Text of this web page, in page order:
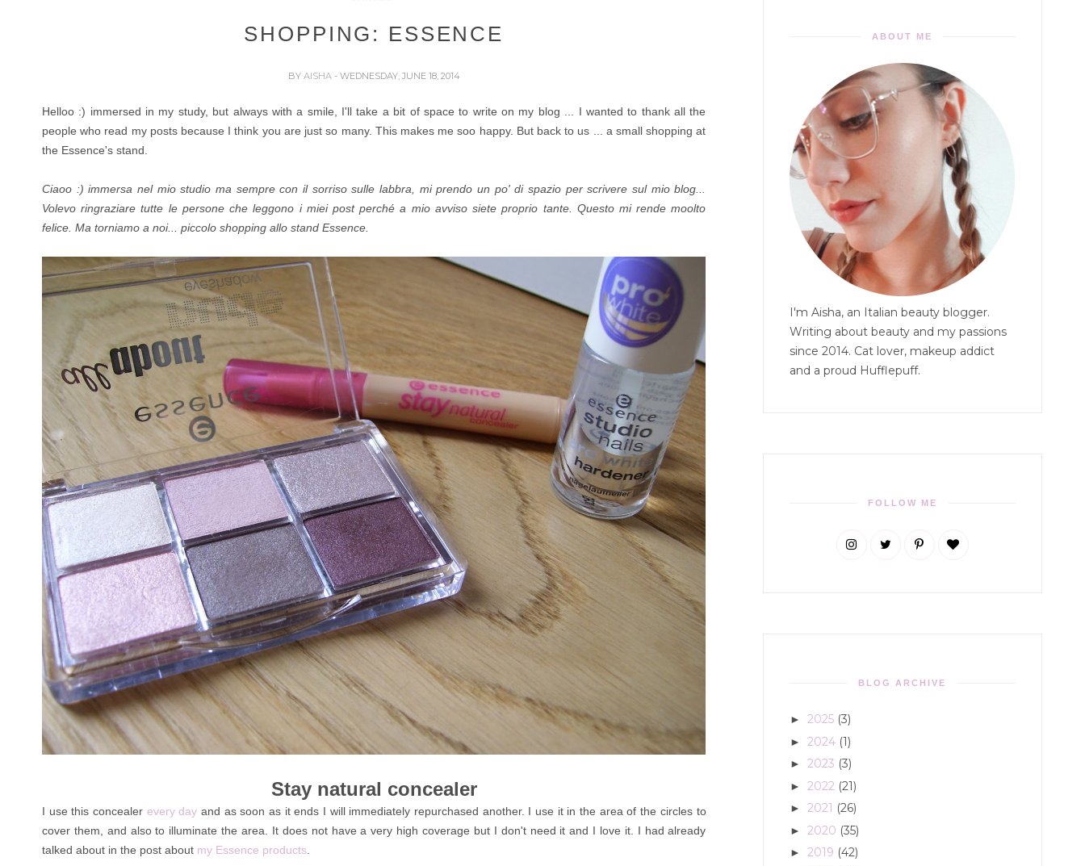
SHOPPING: ESSENCE
BY AISHA - WEDNESDAY, JUNE 18, 2014
Helloo :) immersed in my study, but always with a smile, I'll take a bit of space to write on my blog ... I wanted to thank all the
people who read my posts because I think you are just so many. This makes me soo happy. But back to us ... a small shopping at
the Essence's stand.
Ciaoo :) immersa nel mio studio ma sempre con il sorriso sulle labbra, mi prendo un po' di spazio per scrivere sul mio blog...
Volevo ringraziare tutte le persone che leggono i miei post perché a mio avviso siete proprio tante. Questo mi rende moolto
felice. Ma torniamo a noi... piccolo shopping allo stand Essence.
Stay natural concealer
I use this concealer every day and as soon as it ends I will immediately repurchased another. I use it in the area of the circles to
cover them, and also to illuminate the area. It does not have a very high coverage but I don't need it and I love it. I had already
talked about in the post about my Essence products
ABOUT ME
I'm Aisha, an Italian beauty blogger.
Writing about beauty and my passions
since 2014. Cat lover, makeup addict
and a proud Hufflepuff.
FOLLOW ME
BLOG ARCHIVE
► 2025 (3)
► 2024 (1)
► 2023 (3)
► 2022 (21)
► 2021 (26)
► 2020 (35)
► 2019 (42)